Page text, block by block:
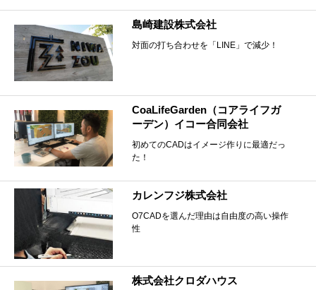
島崎建設株式会社
対面の打ち合わせを「LINE」で減少！
CoaLifeGarden（コアライフガ
ーデン）イコー合同会社
初めてのCADはイメージ作りに最適だっ
た！
カレンフジ株式会社
O7CADを選んだ理由は自由度の高い操作
性
株式会社クロダハウス